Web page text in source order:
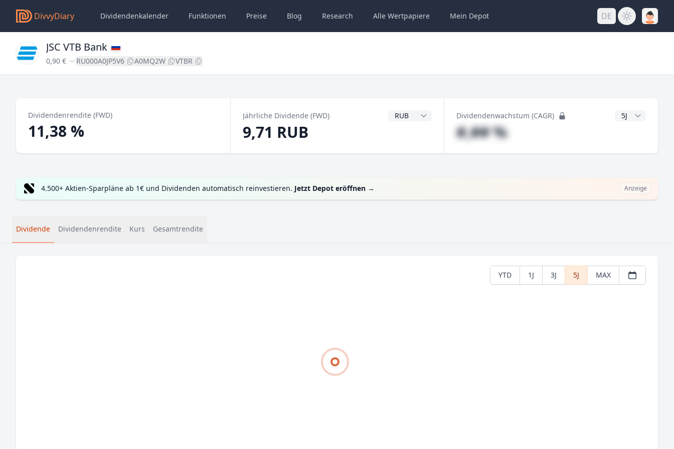
DivvyDiary Dividendenkalender Funktionen Preise Blog Research Alle Wertpapiere Mein Depot DE
JSC VTB Bank
0,90 € RU000A0JP5V6 A0MQ2W VTBR
Dividendenrendite (FWD)
11,38 %
Jährliche Dividende (FWD) Dividendenwährung
9,71 RUB
Dividendenwachstum (CAGR) CAGR Jahre
#,## %
4.500+ Aktien-Sparpläne ab 1€ und Dividenden automatisch reinvestieren. Jetzt Depot eröffnen → Anzeige
Dividende Dividendenrendite Kurs Gesamtrendite
YTD 1J 3J 5J MAX